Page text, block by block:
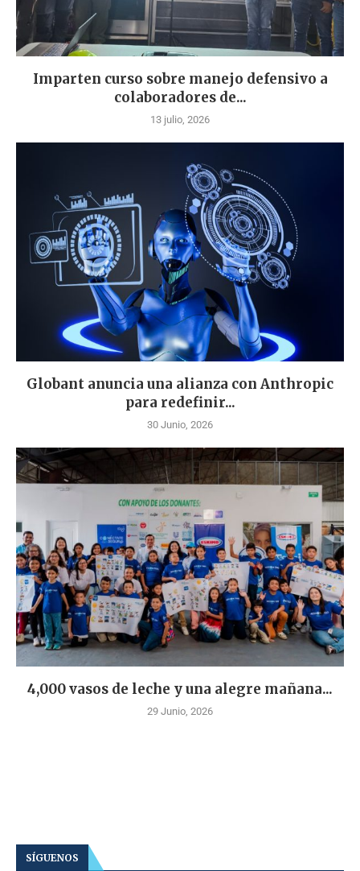
Imparten curso sobre manejo defensivo a
colaboradores de...
13 julio, 2026
Globant anuncia una alianza con Anthropic
para redefinir...
30 Junio, 2026
4,000 vasos de leche y una alegre mañana...
29 Junio, 2026
SÍGUENOS